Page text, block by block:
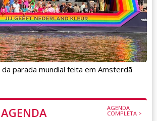
AGENDA AGENDA
COMPLETA >
parada mundial feita em Amsterdã